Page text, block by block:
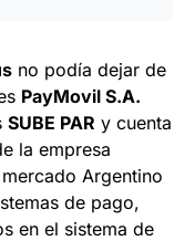
no podía dejar de
PayMovil S.A.
SUBE PAR y cuenta
la empresa
Argentino
de pago,
en el sistema de